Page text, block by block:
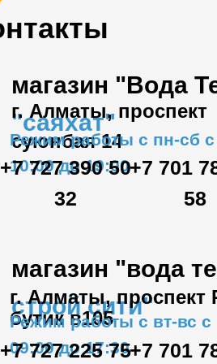
магазин "Вода
"саяхат"
г. Алматы, проспект
суюнбая 14
магазин "вода
строй сити"
г. Алматы, проспект
бутик в105
Режим работы с пн-сб с
10:00 до 19:00
Режим работы с вт-вс с
09:00 до 17:30
+7 701
58
+7 727 390 50
32
+7 701
+7 727 225 75